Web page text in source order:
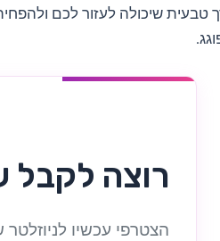
טבעית שיכולה לעזור לכם
רוצה לקבל
הצטרפי עכשיו